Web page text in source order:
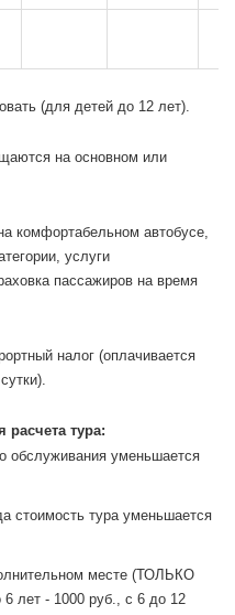
(для детей до 12 лет).
на основном или
комфортабельном автобусе,
услуги
пассажиров на время
налог (оплачивается
тура:
обслуживания уменьшается
стоимость тура уменьшается
месте (ТОЛЬКО
- 1000 руб., с 6 до 12